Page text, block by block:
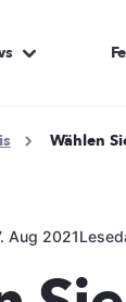
Wählen
Aug 2021